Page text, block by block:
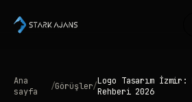
Ana
sayfa
/Görüşler/Logo Tasarım
Rehberi 2026